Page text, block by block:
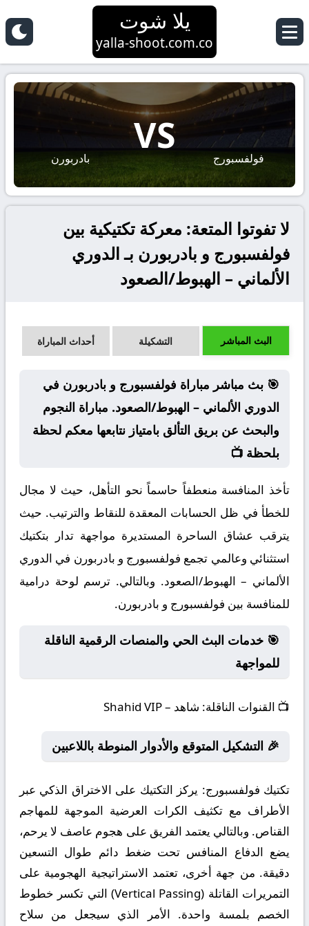
يلا شوت
yalla-shoot.com.co
فولفسبورج
VS
بادربورن
لا تفوتوا المتعة: معركة تكتيكية بين
فولفسبورج و بادربورن بـ الدوري
الألماني – الهبوط/الصعود
البث المباشر التشكيلة أحداث المباراة
🎯 بث مباشر مباراة فولفسبورج و بادربورن في
الدوري الألماني – الهبوط/الصعود. مباراة النجوم
والبحث عن بريق التألق بامتياز نتابعها معكم لحظة
بلحظة 📺
تأخذ المنافسة منعطفاً حاسماً نحو التأهل، حيث لا مجال
للخطأ في ظل الحسابات المعقدة للنقاط والترتيب. حيث
يترقب عشاق الساحرة المستديرة مواجهة تدار بتكتيك
استثنائي وعالمي تجمع فولفسبورج و بادربورن في الدوري
الألماني – الهبوط/الصعود. وبالتالي. ترسم لوحة درامية
للمنافسة بين فولفسبورج و بادربورن.
🎯 خدمات البث الحي والمنصات الرقمية الناقلة
للمواجهة
📺 القنوات الناقلة: شاهد – Shahid VIP
🎉 التشكيل المتوقع والأدوار المنوطة باللاعبين
تكتيك فولفسبورج: يركز التكتيك على الاختراق الذكي عبر
الأطراف مع تكثيف الكرات العرضية الموجهة للمهاجم
القناص. وبالتالي يعتمد الفريق على هجوم عاصف لا يرحم،
يضع الدفاع المنافس تحت ضغط دائم طوال التسعين
دقيقة. من جهة أخرى، تعتمد الاستراتيجية الهجومية على
التمريرات القاتلة (Vertical Passing) التي تكسر خطوط
الخصم بلمسة واحدة. الأمر الذي سيجعل من سلاح